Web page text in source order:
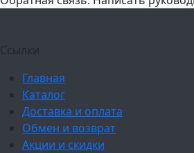
Ссылки
Главная
Каталог
Доставка и оплата
Обмен и возврат
Акции и скидки